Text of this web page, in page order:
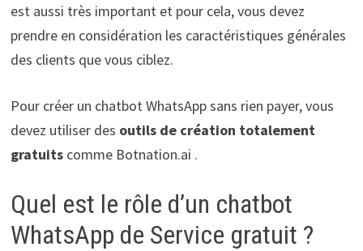
est aussi très important et pour cela, vous devez
prendre en considération les caractéristiques générales
des clients que vous ciblez.
Pour créer un chatbot WhatsApp sans rien payer, vous
devez utiliser des outils de création totalement
gratuitscomme Botnation.ai .
Quel est le rôle d’un chatbot
WhatsApp de Service gratuit ?